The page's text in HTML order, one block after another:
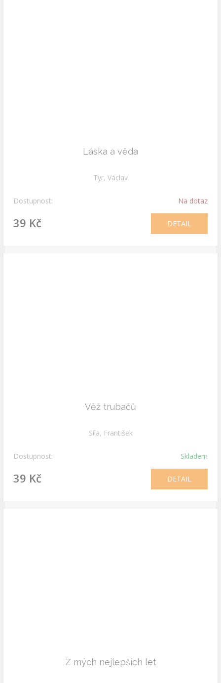
Láska a věda
Tyr, Václav
Dostupnost: Na dotaz
39 Kč DETAIL
Věž trubačů
Síla, František
Dostupnost: Skladem
39 Kč DETAIL
Z mých nejlepších let